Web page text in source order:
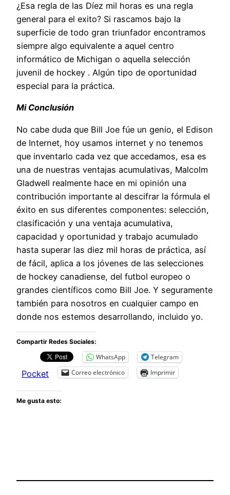
¿Esa regla de las Díez mil horas es una regla
general para el exito? Si rascamos bajo la
superficie de todo gran triunfador encontramos
siempre algo equivalente a aquel centro
informático de Michigan o aquella selección
juvenil de hockey . Algún tipo de oportunidad
especial para la práctica.
Mi Conclusión
No cabe duda que Bill Joe fúe un genio, el Edison
de Internet, hoy usamos internet y no tenemos
que inventarlo cada vez que accedamos, esa es
una de nuestras ventajas acumulativas, Malcolm
Gladwell realmente hace en mi opinión una
contribución importante al descifrar la fórmula el
éxito en sus diferentes componentes: selección,
clasificación y una ventaja acumulativa,
capacidad y oportunidad y trabajo acumulado
hasta superar las diez mil horas de práctica, así
de fácil, aplica a los jóvenes de las selecciones
de hockey canadiense, del futbol europeo o
grandes científicos como Bill Joe. Y seguramente
también para nosotros en cualquier campo en
donde nos estemos desarrollando, incluido yo.
Compartir Redes Sociales:
WhatsApp Telegram
Pocket Correo electrónico Imprimir
Me gusta esto: